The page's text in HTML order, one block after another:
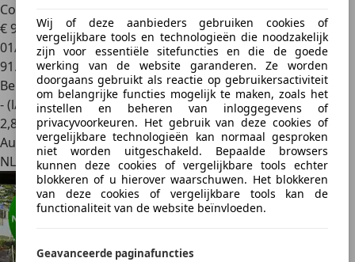
Wij of deze aanbieders gebruiken cookies of
vergelijkbare tools en technologieën die noodzakelijk
zijn voor essentiële sitefuncties en die de goede
werking van de website garanderen. Ze worden
doorgaans gebruikt als reactie op gebruikersactiviteit
om belangrijke functies mogelijk te maken, zoals het
instellen en beheren van inloggegevens of
privacyvoorkeuren. Het gebruik van deze cookies of
vergelijkbare technologieën kan normaal gesproken
niet worden uitgeschakeld. Bepaalde browsers
kunnen deze cookies of vergelijkbare tools echter
blokkeren of u hierover waarschuwen. Het blokkeren
van deze cookies of vergelijkbare tools kan de
functionaliteit van de website beïnvloeden.
Geavanceerde paginafuncties
Cognac Sp
€ 90.195
01/2022
91.846 km
Benzine
- (l/100 km)
2,8
Autobedrijf
NL 3992 AE